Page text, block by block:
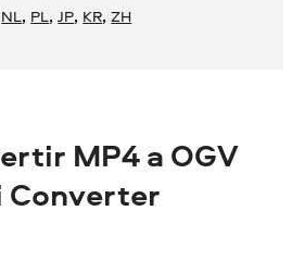
NL, PL,JP, KR,ZH
MP4 a OGV
Converter